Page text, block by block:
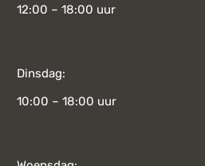
12:00 – 18:00 uur
Dinsdag:
10:00 – 18:00 uur